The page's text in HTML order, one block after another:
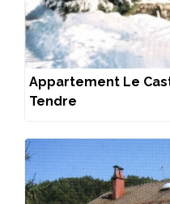
Appartement Le
Tendre